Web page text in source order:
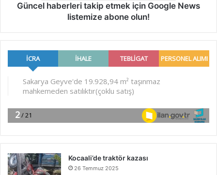
Güncel haberleri takip etmek için Google News
listemize abone olun!
Kocaali’de traktör kazası
26 Temmuz 2025